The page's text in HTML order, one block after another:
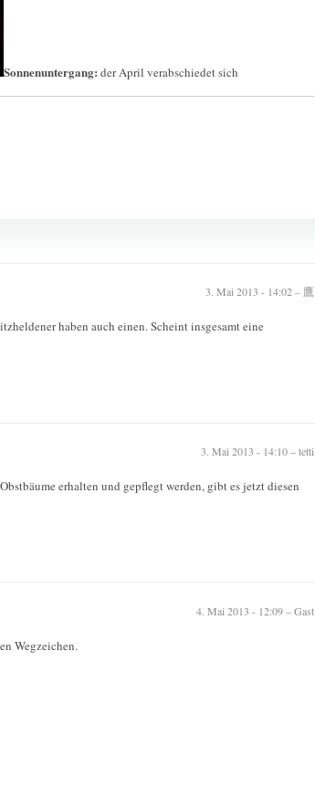
Sonnenuntergang: der April verabschiedet sich
3. Mai 2013 - 14:02 – 鷹
haben auch einen. Scheint insgesamt eine
3. Mai 2013 - 14:10 – tetti
erhalten und gepflegt werden, gibt es jetzt diesen
4. Mai 2013 - 12:09 – Gast
Wegzeichen.